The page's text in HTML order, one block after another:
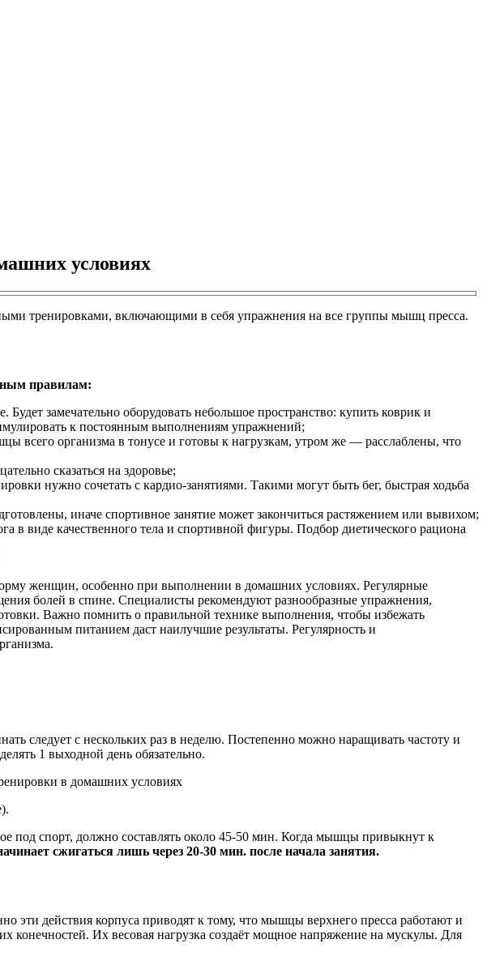
условиях
тренировками, включающими в себя упражнения на все группы мышц пресса.
правилам:
замечательно оборудовать небольшое пространство: купить коврик и
к постоянным выполнениям упражнений;
всего организма в тонусе и готовы к нагрузкам, утром же — расслаблены, что
сказаться на здоровье;
нужно сочетать с кардио-занятиями. Такими могут быть бег, быстрая ходьба
иначе спортивное занятие может закончиться растяжением или вывихом;
в виде качественного тела и спортивной фигуры. Подбор диетического рациона
женщин, особенно при выполнении в домашних условиях. Регулярные
болей в спине. Специалисты рекомендуют разнообразные упражнения,
Важно помнить о правильной технике выполнения, чтобы избежать
питанием даст наилучшие результаты. Регулярность и
следует с нескольких раз в неделю. Постепенно можно наращивать частоту и
1 выходной день обязательно.
под спорт, должно составлять около 45-50 мин. Когда мышцы привыкнут к
сжигаться лишь через 20-30 мин. после начала занятия.
действия корпуса приводят к тому, что мышцы верхнего пресса работают и
конечностей. Их весовая нагрузка создаёт мощное напряжение на мускулы. Для